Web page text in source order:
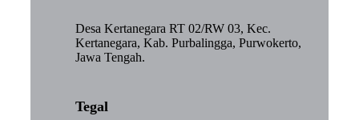
Desa Kertanegara RT 02/RW 03, Kec.
Kertanegara, Kab. Purbalingga, Purwokerto,
Jawa Tengah.
Tegal